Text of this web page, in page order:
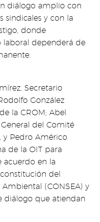
diálogo amplio con
sindicales y con la
donde
dependerá de
Secretario
González
la CROM; Abel
del Comité
y Pedro Américo
de la OIT para
acuerdo en la
del
(CONSEA) y
diálogo que atiendan